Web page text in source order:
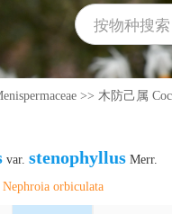
>> 木防己属
var. stenophyllus Merr.
orbiculata